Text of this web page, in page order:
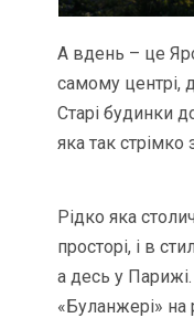
А вдень – це
самому центрі,
Старі будинки
яка так стрімко
Рідко яка
просторі, і в
а десь у
«Буланжері» на